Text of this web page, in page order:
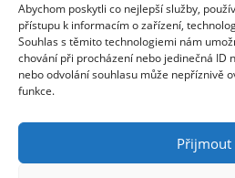
Abychom poskytli co nejlepší služby,
přístupu k informacím o zařízení,
Souhlas s těmito technologiemi nám
chování při procházení nebo jedinečná ID
nebo odvolání souhlasu může nepříznivě
funkce.
Přijmout